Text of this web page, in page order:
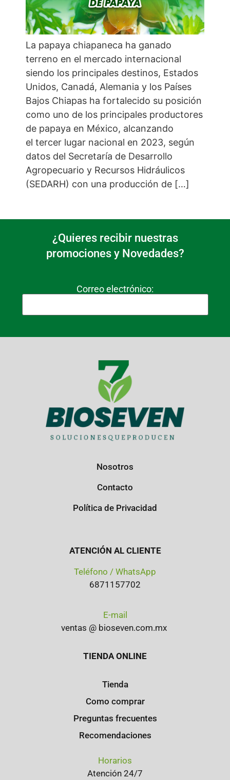
La papaya chiapaneca ha ganado
terreno en el mercado internacional
siendo los principales destinos, Estados
Unidos, Canadá, Alemania y los Países
Bajos Chiapas ha fortalecido su posición
como uno de los principales productores
de papaya en México, alcanzando
el tercer lugar nacional en 2023, según
datos del Secretaría de Desarrollo
Agropecuario y Recursos Hidráulicos
(SEDARH) con una producción de […]
¿Quieres recibir nuestras
promociones y Novedades?
Correo electrónico:
Nosotros
Contacto
Política de Privacidad
ATENCIÓN AL CLIENTE
Teléfono / WhatsApp
6871157702
E-mail
ventas @ bioseven.com.mx
TIENDA ONLINE
Tienda
Como comprar
Preguntas frecuentes
Recomendaciones
Horarios
Atención 24/7